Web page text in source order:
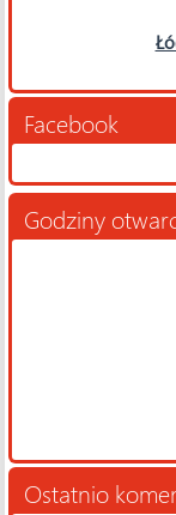
Facebook
Godziny
Ostatnio